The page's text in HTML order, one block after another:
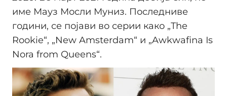
име Мауз Мосли Муниз. Последниве
години, се појави во серии како „The
Rookie“, „New Amsterdam“ и „Awkwafina Is
Nora from Queens“.